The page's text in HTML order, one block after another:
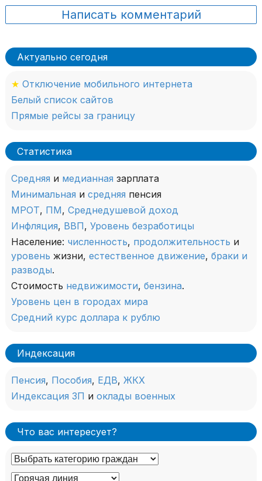
Написать комментарий
Актуально сегодня
★ Отключение мобильного интернета
Белый список сайтов
Прямые рейсы за границу
Статистика
Средняя и медианная зарплата
Минимальная и средняя пенсия
МРОТ, ПМ, Среднедушевой доход
Инфляция, ВВП, Уровень безработицы
Население: численность, продолжительность и
уровень жизни, естественное движение, браки и
разводы.
Стоимость недвижимости, бензина.
Уровень цен в городах мира
Средний курс доллара к рублю
Индексация
Пенсия, Пособия, ЕДВ, ЖКХ
Индексация ЗП и оклады военных
Что вас интересует?